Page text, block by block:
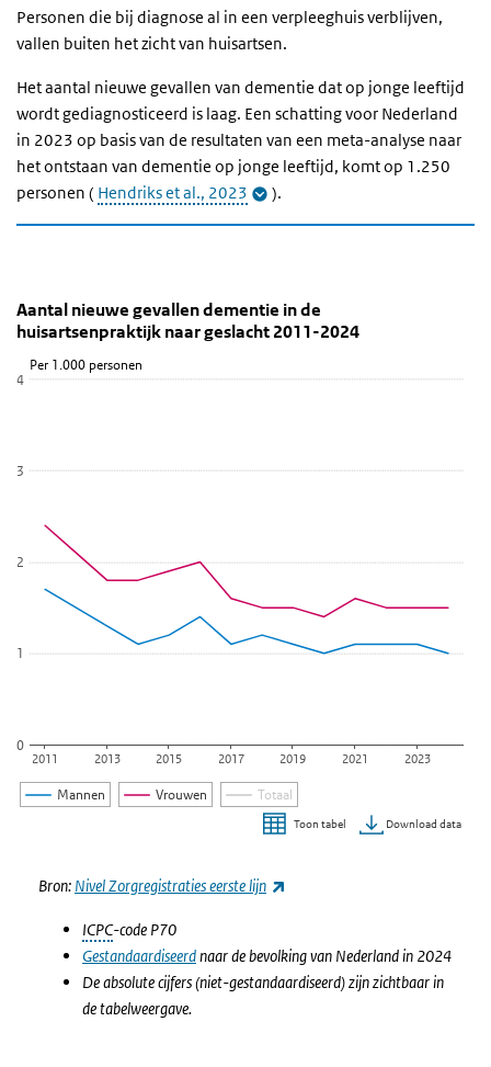
Personen die bij diagnose al in een verpleeghuis verblijven,
vallen buiten het zicht van huisartsen.
Het aantal nieuwe gevallen van dementie dat op jonge leeftijd
wordt gediagnosticeerd is laag. Een schatting voor Nederland
in 2023 op basis van de resultaten van een meta-analyse naar
het ontstaan van dementie op jonge leeftijd, komt op 1.250
personen ( Hendriks et al., 2023 ).
Trend nieuwe gevallen dementie NZR
Sla de grafiek 'Aantal nieuwe gevallen dementie in de
Aantal nieuwe gevallen dementie in de
Lijn grafiek met 6 lijnen.
Bekijk als data tabel.
Per 1.000 personen
Aantal nieuwe gevallen dementie in de
huisartsenpraktijk naar geslacht 2011-2024
Mannen Vrouwen Totaal
0
1
2
3
4
2011 2013 2015 2017 2019 2021 2023
Toon tabel Download data
Bron: Nivel Zorgregistraties eerste lijn
ICPC-code P70
Gestandaardiseerdnaar de bevolking van Nederland in 2024
De absolute cijfers (niet-gestandaardiseerd) zijn zichtbaar in
de tabelweergave.